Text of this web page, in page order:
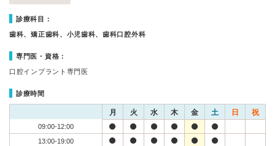
診療科目：
歯科、矯正歯科、小児歯科、歯科口腔外科
専門医・資格：
口腔インプラント専門医
診療時間
月 火 水 木 金 土 日 祝
09:00-12:00
13:00-19:00